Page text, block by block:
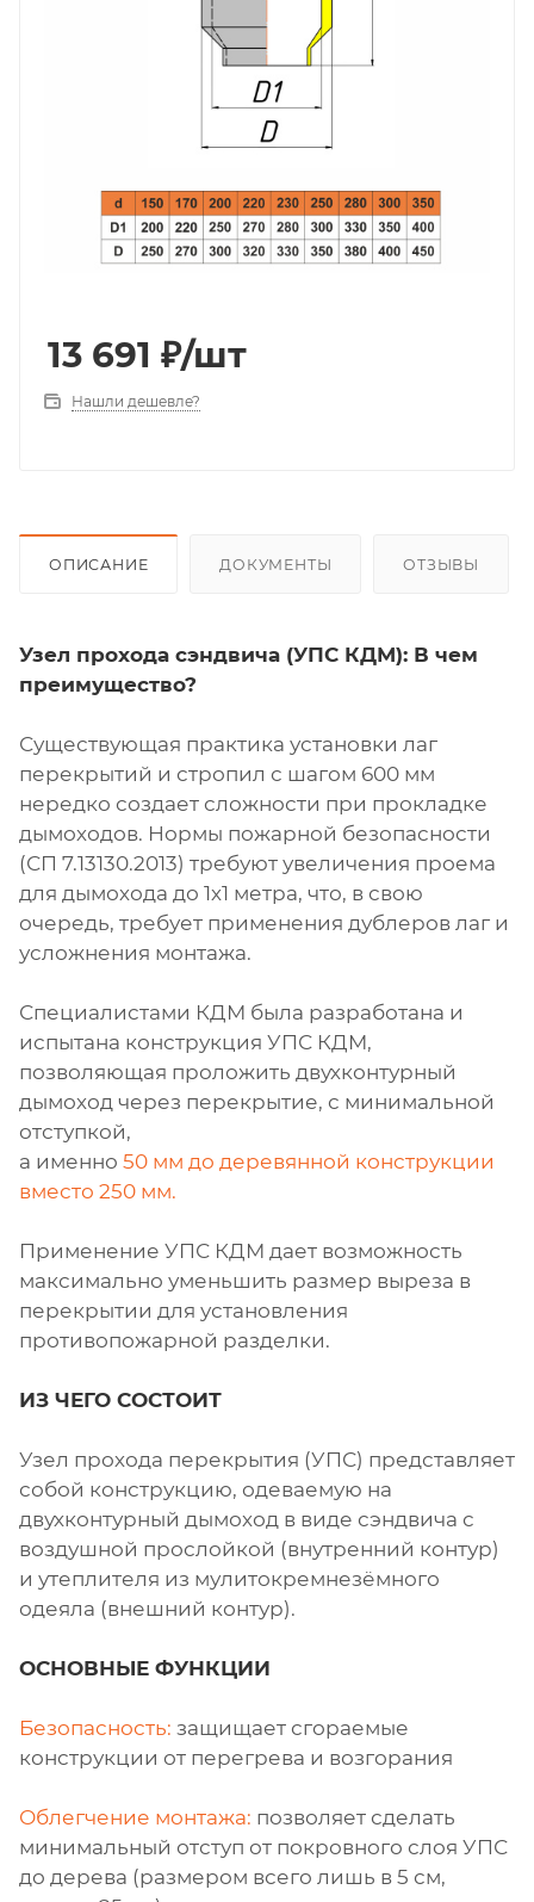
13 691 ₽/шт
Нашли дешевле?
ОПИСАНИЕ ДОКУМЕНТЫ ОТЗЫВЫ
Узел прохода сэндвича (УПС КДМ): В чем
преимущество?
Существующая практика установки лаг
перекрытий и стропил с шагом 600 мм
нередко создает сложности при прокладке
дымоходов. Нормы пожарной безопасности
(СП 7.13130.2013) требуют увеличения проема
для дымохода до 1х1 метра, что, в свою
очередь, требует применения дублеров лаг и
усложнения монтажа.
Специалистами КДМ была разработана и
испытана конструкция УПС КДМ,
позволяющая проложить двухконтурный
дымоход через перекрытие, с минимальной
отступкой,
а именно 50 мм до деревянной конструкции
вместо 250 мм.
Применение УПС КДМ дает возможность
максимально уменьшить размер выреза в
перекрытии для установления
противопожарной разделки.
ИЗ ЧЕГО СОСТОИТ
Узел прохода перекрытия (УПС) представляет
собой конструкцию, одеваемую на
двухконтурный дымоход в виде сэндвича с
воздушной прослойкой (внутренний контур)
и утеплителя из мулитокремнезёмного
одеяла (внешний контур).
ОСНОВНЫЕ ФУНКЦИИ
Безопасность: защищает сгораемые
конструкции от перегрева и возгорания
Облегчение монтажа: позволяет сделать
минимальный отступ от покровного слоя УПС
до дерева (размером всего лишь в 5 см,